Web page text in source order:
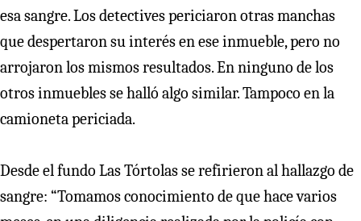
esa sangre. Los detectives periciaron otras manchas
que despertaron su interés en ese inmueble, pero no
arrojaron los mismos resultados. En ninguno de los
otros inmuebles se halló algo similar. Tampoco en la
camioneta periciada.
Desde el fundo Las Tórtolas se refirieron al hallazgo de
sangre: “Tomamos conocimiento de que hace varios